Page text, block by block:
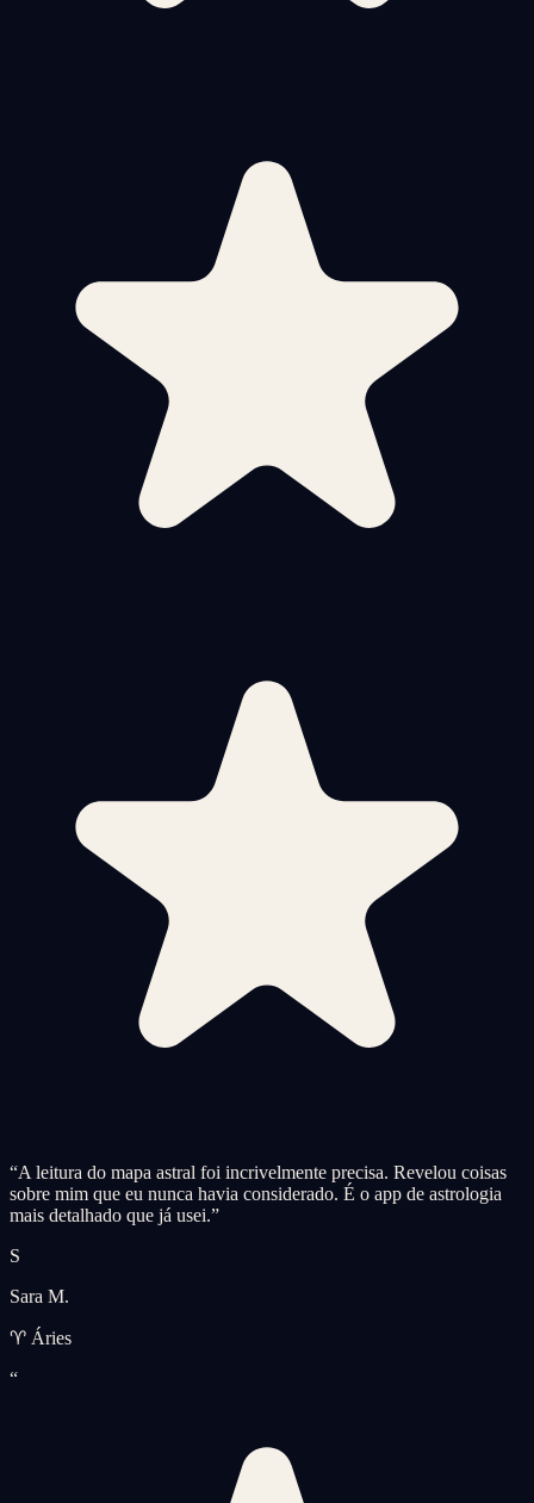
“A leitura do mapa astral foi incrivelmente precisa. Revelou coisas
sobre mim que eu nunca havia considerado. É o app de astrologia
mais detalhado que já usei.”
S
Sara M.
♈ Áries
“